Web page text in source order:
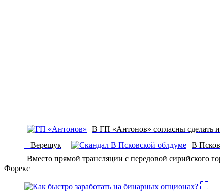
В ГП «Антонов» согласны сделать
– Верещук
В
Вместо прямой трансляции с передовой сирийского
Форекс